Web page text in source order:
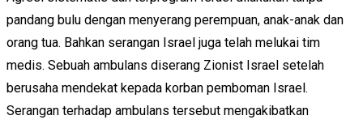
pandang bulu dengan menyerang perempuan, anak-anak dan
orang tua. Bahkan serangan Israel juga telah melukai tim
medis. Sebuah ambulans diserang Zionist Israel setelah
berusaha mendekat kepada korban pemboman Israel.
Serangan terhadap ambulans tersebut mengakibatkan